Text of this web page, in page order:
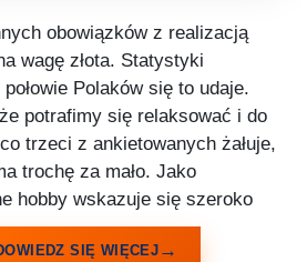
obowiązków z realizacją
wagę złota. Statystyki
Polaków się to udaje.
potrafimy się relaksować i do
trzeci z ankietowanych żałuje,
trochę za mało. Jako
hobby wskazuje się szeroko
SIĘ WIĘCEJ